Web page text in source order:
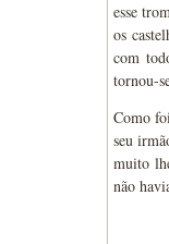
esse
os
com
tornou-
Como
seu
muito
não